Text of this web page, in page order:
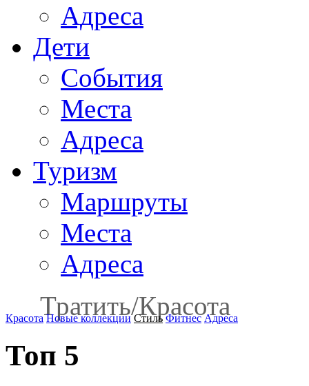
Адреса
Дети
События
Места
Адреса
Туризм
Маршруты
Места
Адреса
Тратить/Красота
Красота Новые коллекции Стиль Фитнес Адреса
Топ 5